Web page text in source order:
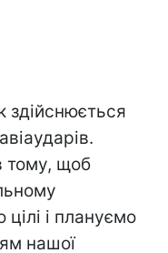
здійснюється
тому, щоб
і плануємо
нашої